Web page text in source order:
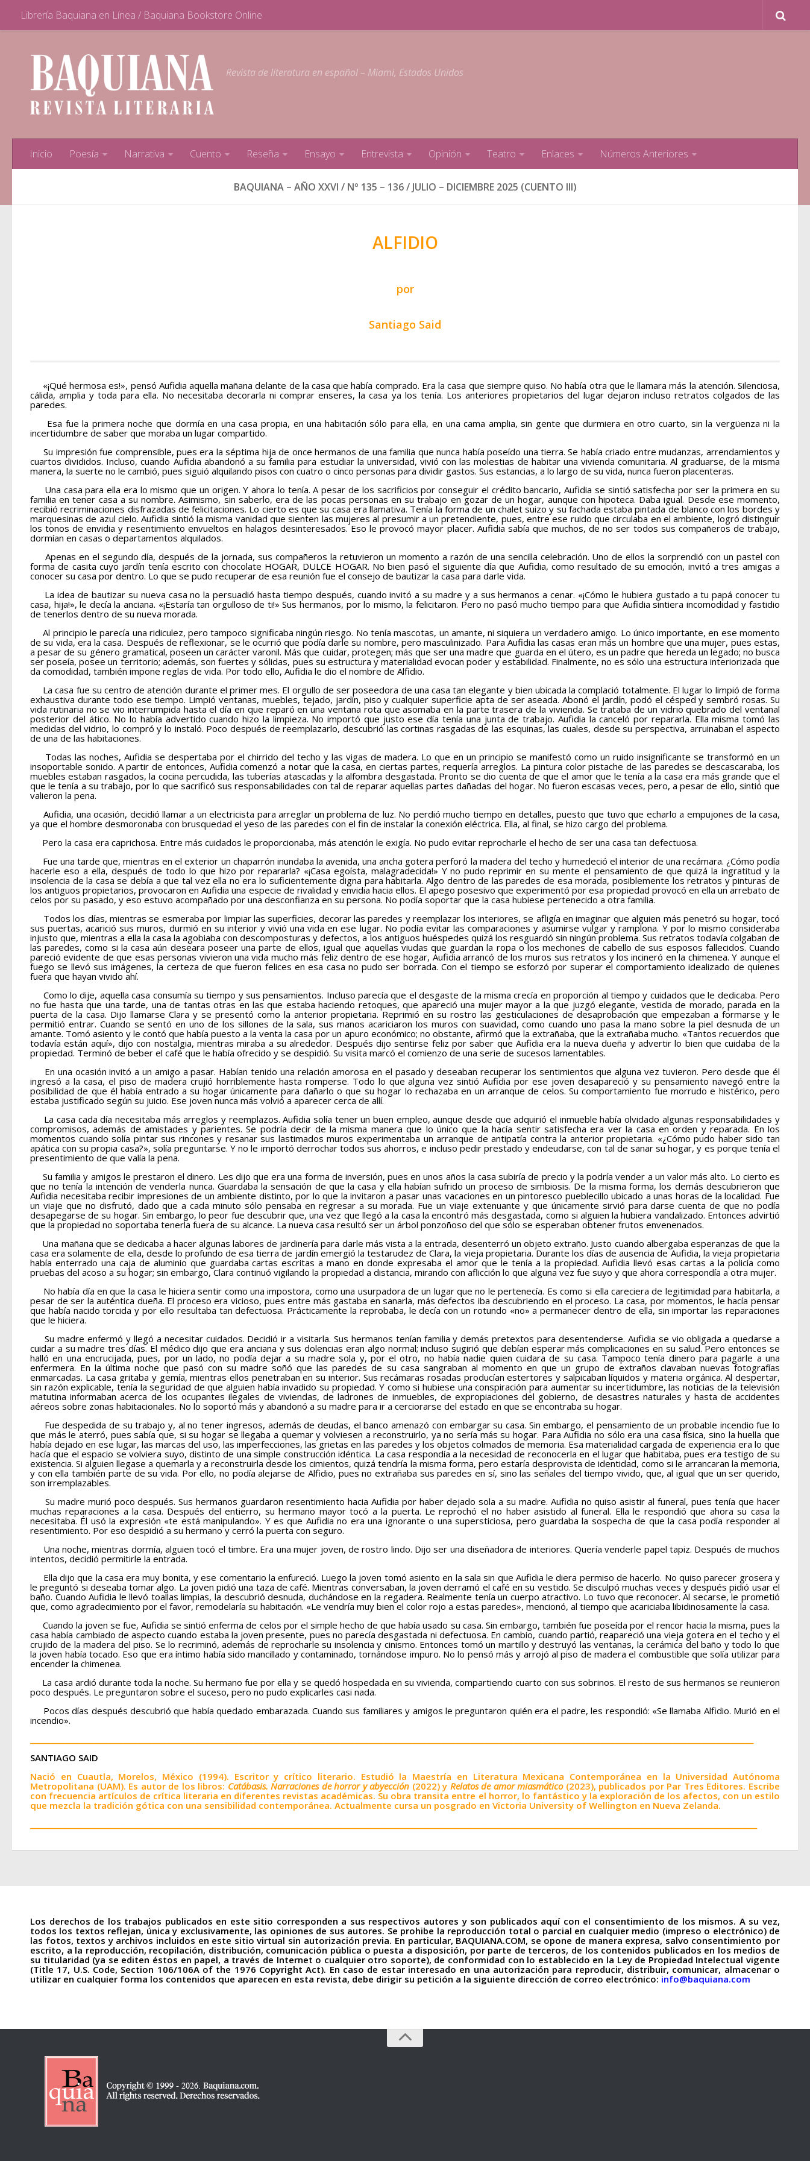
Librería Baquiana en Línea / Baquiana Bookstore Online
Revista de literatura en español – Miami, Estados Unidos
Inicio Poesía Narrativa Cuento Reseña Ensayo Entrevista Opinión Teatro Enlaces Números Anteriores
BAQUIANA – AÑO XXVI / Nº 135 – 136 / JULIO – DICIEMBRE 2025 (CUENTO III)
ALFIDIO
por
Santiago Said
«¡Qué hermosa es!», pensó Aufidia aquella mañana delante de la casa que había comprado. Era la casa que siempre quiso. No había otra que le llamara más la atención. Silenciosa,
cálida, amplia y toda para ella. No necesitaba decorarla ni comprar enseres, la casa ya los tenía. Los anteriores propietarios del lugar dejaron incluso retratos colgados de las
paredes.
Esa fue la primera noche que dormía en una casa propia, en una habitación sólo para ella, en una cama amplia, sin gente que durmiera en otro cuarto, sin la vergüenza ni la
incertidumbre de saber que moraba un lugar compartido.
Su impresión fue comprensible, pues era la séptima hija de once hermanos de una familia que nunca había poseído una tierra. Se había criado entre mudanzas, arrendamientos y
cuartos divididos. Incluso, cuando Aufidia abandonó a su familia para estudiar la universidad, vivió con las molestias de habitar una vivienda comunitaria. Al graduarse, de la misma
manera, la suerte no le cambió, pues siguió alquilando pisos con cuatro o cinco personas para dividir gastos. Sus estancias, a lo largo de su vida, nunca fueron placenteras.
Una casa para ella era lo mismo que un origen. Y ahora lo tenía. A pesar de los sacrificios por conseguir el crédito bancario, Aufidia se sintió satisfecha por ser la primera en su
familia en tener casa a su nombre. Asimismo, sin saberlo, era de las pocas personas en su trabajo en gozar de un hogar, aunque con hipoteca. Daba igual. Desde ese momento,
recibió recriminaciones disfrazadas de felicitaciones. Lo cierto es que su casa era llamativa. Tenía la forma de un chalet suizo y su fachada estaba pintada de blanco con los bordes y
marquesinas de azul cielo. Aufidia sintió la misma vanidad que sienten las mujeres al presumir a un pretendiente, pues, entre ese ruido que circulaba en el ambiente, logró distinguir
los tonos de envidia y resentimiento envueltos en halagos desinteresados. Eso le provocó mayor placer. Aufidia sabía que muchos, de no ser todos sus compañeros de trabajo,
dormían en casas o departamentos alquilados.
Apenas en el segundo día, después de la jornada, sus compañeros la retuvieron un momento a razón de una sencilla celebración. Uno de ellos la sorprendió con un pastel con
forma de casita cuyo jardín tenía escrito con chocolate HOGAR, DULCE HOGAR. No bien pasó el siguiente día que Aufidia, como resultado de su emoción, invitó a tres amigas a
conocer su casa por dentro. Lo que se pudo recuperar de esa reunión fue el consejo de bautizar la casa para darle vida.
La idea de bautizar su nueva casa no la persuadió hasta tiempo después, cuando invitó a su madre y a sus hermanos a cenar. «¡Cómo le hubiera gustado a tu papá conocer tu
casa, hija!», le decía la anciana. «¡Estaría tan orgulloso de ti!» Sus hermanos, por lo mismo, la felicitaron. Pero no pasó mucho tiempo para que Aufidia sintiera incomodidad y fastidio
de tenerlos dentro de su nueva morada.
Al principio le parecía una ridiculez, pero tampoco significaba ningún riesgo. No tenía mascotas, un amante, ni siquiera un verdadero amigo. Lo único importante, en ese momento
de su vida, era la casa. Después de reflexionar, se le ocurrió que podía darle su nombre, pero masculinizado. Para Aufidia las casas eran más un hombre que una mujer, pues estas,
a pesar de su género gramatical, poseen un carácter varonil. Más que cuidar, protegen; más que ser una madre que guarda en el útero, es un padre que hereda un legado; no busca
ser poseía, posee un territorio; además, son fuertes y sólidas, pues su estructura y materialidad evocan poder y estabilidad. Finalmente, no es sólo una estructura interiorizada que
da comodidad, también impone reglas de vida. Por todo ello, Aufidia le dio el nombre de Alfidio.
La casa fue su centro de atención durante el primer mes. El orgullo de ser poseedora de una casa tan elegante y bien ubicada la complació totalmente. El lugar lo limpió de forma
exhaustiva durante todo ese tiempo. Limpió ventanas, muebles, tejado, jardín, piso y cualquier superficie apta de ser aseada. Abonó el jardín, podó el césped y sembró rosas. Su
vida rutinaria no se vio interrumpida hasta el día en que reparó en una ventana rota que asomaba en la parte trasera de la vivienda. Se trataba de un vidrio quebrado del ventanal
posterior del ático. No lo había advertido cuando hizo la limpieza. No importó que justo ese día tenía una junta de trabajo. Aufidia la canceló por repararla. Ella misma tomó las
medidas del vidrio, lo compró y lo instaló. Poco después de reemplazarlo, descubrió las cortinas rasgadas de las esquinas, las cuales, desde su perspectiva, arruinaban el aspecto
de una de las habitaciones.
Todas las noches, Aufidia se despertaba por el chirrido del techo y las vigas de madera. Lo que en un principio se manifestó como un ruido insignificante se transformó en un
insoportable sonido. A partir de entonces, Aufidia comenzó a notar que la casa, en ciertas partes, requería arreglos. La pintura color pistache de las paredes se descascaraba, los
muebles estaban rasgados, la cocina percudida, las tuberías atascadas y la alfombra desgastada. Pronto se dio cuenta de que el amor que le tenía a la casa era más grande que el
que le tenía a su trabajo, por lo que sacrificó sus responsabilidades con tal de reparar aquellas partes dañadas del hogar. No fueron escasas veces, pero, a pesar de ello, sintió que
valieron la pena.
Aufidia, una ocasión, decidió llamar a un electricista para arreglar un problema de luz. No perdió mucho tiempo en detalles, puesto que tuvo que echarlo a empujones de la casa,
ya que el hombre desmoronaba con brusquedad el yeso de las paredes con el fin de instalar la conexión eléctrica. Ella, al final, se hizo cargo del problema.
Pero la casa era caprichosa. Entre más cuidados le proporcionaba, más atención le exigía. No pudo evitar reprocharle el hecho de ser una casa tan defectuosa.
Fue una tarde que, mientras en el exterior un chaparrón inundaba la avenida, una ancha gotera perforó la madera del techo y humedeció el interior de una recámara. ¿Cómo podía
hacerle eso a ella, después de todo lo que hizo por repararla? «¡Casa egoísta, malagradecida!» Y no pudo reprimir en su mente el pensamiento de que quizá la ingratitud y la
insolencia de la casa se debía a que tal vez ella no era lo suficientemente digna para habitarla. Algo dentro de las paredes de esa morada, posiblemente los retratos y pinturas de
los antiguos propietarios, provocaron en Aufidia una especie de rivalidad y envidia hacia ellos. El apego posesivo que experimentó por esa propiedad provocó en ella un arrebato de
celos por su pasado, y eso estuvo acompañado por una desconfianza en su persona. No podía soportar que la casa hubiese pertenecido a otra familia.
Todos los días, mientras se esmeraba por limpiar las superficies, decorar las paredes y reemplazar los interiores, se afligía en imaginar que alguien más penetró su hogar, tocó
sus puertas, acarició sus muros, durmió en su interior y vivió una vida en ese lugar. No podía evitar las comparaciones y asumirse vulgar y ramplona. Y por lo mismo consideraba
injusto que, mientras a ella la casa la agobiaba con descomposturas y defectos, a los antiguos huéspedes quizá los resguardó sin ningún problema. Sus retratos todavía colgaban de
las paredes, como si la casa aún deseara poseer una parte de ellos, igual que aquellas viudas que guardan la ropa o los mechones de cabello de sus esposos fallecidos. Cuando
pareció evidente de que esas personas vivieron una vida mucho más feliz dentro de ese hogar, Aufidia arrancó de los muros sus retratos y los incineró en la chimenea. Y aunque el
fuego se llevó sus imágenes, la certeza de que fueron felices en esa casa no pudo ser borrada. Con el tiempo se esforzó por superar el comportamiento idealizado de quienes
fuera que hayan vivido ahí.
Como lo dije, aquella casa consumía su tiempo y sus pensamientos. Incluso parecía que el desgaste de la misma crecía en proporción al tiempo y cuidados que le dedicaba. Pero
no fue hasta que una tarde, una de tantas otras en las que estaba haciendo retoques, que apareció una mujer mayor a la que juzgó elegante, vestida de morado, parada en la
puerta de la casa. Dijo llamarse Clara y se presentó como la anterior propietaria. Reprimió en su rostro las gesticulaciones de desaprobación que empezaban a formarse y le
permitió entrar. Cuando se sentó en uno de los sillones de la sala, sus manos acariciaron los muros con suavidad, como cuando uno pasa la mano sobre la piel desnuda de un
amante. Tomó asiento y le contó que había puesto a la venta la casa por un apuro económico; no obstante, afirmó que la extrañaba, que la extrañaba mucho. «Tantos recuerdos que
todavía están aquí», dijo con nostalgia, mientras miraba a su alrededor. Después dijo sentirse feliz por saber que Aufidia era la nueva dueña y advertir lo bien que cuidaba de la
propiedad. Terminó de beber el café que le había ofrecido y se despidió. Su visita marcó el comienzo de una serie de sucesos lamentables.
En una ocasión invitó a un amigo a pasar. Habían tenido una relación amorosa en el pasado y deseaban recuperar los sentimientos que alguna vez tuvieron. Pero desde que él
ingresó a la casa, el piso de madera crujió horriblemente hasta romperse. Todo lo que alguna vez sintió Aufidia por ese joven desapareció y su pensamiento navegó entre la
posibilidad de que él había entrado a su hogar únicamente para dañarlo o que su hogar lo rechazaba en un arranque de celos. Su comportamiento fue morrudo e histérico, pero
estaba justificado según su juicio. Ese joven nunca más volvió a aparecer cerca de allí.
La casa cada día necesitaba más arreglos y reemplazos. Aufidia solía tener un buen empleo, aunque desde que adquirió el inmueble había olvidado algunas responsabilidades y
compromisos, además de amistades y parientes. Se podría decir de la misma manera que lo único que la hacía sentir satisfecha era ver la casa en orden y reparada. En los
momentos cuando solía pintar sus rincones y resanar sus lastimados muros experimentaba un arranque de antipatía contra la anterior propietaria. «¿Cómo pudo haber sido tan
apática con su propia casa?», solía preguntarse. Y no le importó derrochar todos sus ahorros, e incluso pedir prestado y endeudarse, con tal de sanar su hogar, y es porque tenía el
presentimiento de que valía la pena.
Su familia y amigos le prestaron el dinero. Les dijo que era una forma de inversión, pues en unos años la casa subiría de precio y la podría vender a un valor más alto. Lo cierto es
que no tenía la intención de venderla nunca. Guardaba la sensación de que la casa y ella habían sufrido un proceso de simbiosis. De la misma forma, los demás descubrieron que
Aufidia necesitaba recibir impresiones de un ambiente distinto, por lo que la invitaron a pasar unas vacaciones en un pintoresco pueblecillo ubicado a unas horas de la localidad. Fue
un viaje que no disfrutó, dado que a cada minuto sólo pensaba en regresar a su morada. Fue un viaje extenuante y que únicamente sirvió para darse cuenta de que no podía
desapegarse de su hogar. Sin embargo, lo peor fue descubrir que, una vez que llegó a la casa la encontró más desgastada, como si alguien la hubiera vandalizado. Entonces advirtió
que la propiedad no soportaba tenerla fuera de su alcance. La nueva casa resultó ser un árbol ponzoñoso del que sólo se esperaban obtener frutos envenenados.
Una mañana que se dedicaba a hacer algunas labores de jardinería para darle más vista a la entrada, desenterró un objeto extraño. Justo cuando albergaba esperanzas de que la
casa era solamente de ella, desde lo profundo de esa tierra de jardín emergió la testarudez de Clara, la vieja propietaria. Durante los días de ausencia de Aufidia, la vieja propietaria
había enterrado una caja de aluminio que guardaba cartas escritas a mano en donde expresaba el amor que le tenía a la propiedad. Aufidia llevó esas cartas a la policía como
pruebas del acoso a su hogar; sin embargo, Clara continuó vigilando la propiedad a distancia, mirando con aflicción lo que alguna vez fue suyo y que ahora correspondía a otra mujer.
No había día en que la casa le hiciera sentir como una impostora, como una usurpadora de un lugar que no le pertenecía. Es como si ella careciera de legitimidad para habitarla, a
pesar de ser la auténtica dueña. El proceso era vicioso, pues entre más gastaba en sanarla, más defectos iba descubriendo en el proceso. La casa, por momentos, le hacía pensar
que había nacido torcida y por ello resultaba tan defectuosa. Prácticamente la reprobaba, le decía con un rotundo «no» a permanecer dentro de ella, sin importar las reparaciones
que le hiciera.
Su madre enfermó y llegó a necesitar cuidados. Decidió ir a visitarla. Sus hermanos tenían familia y demás pretextos para desentenderse. Aufidia se vio obligada a quedarse a
cuidar a su madre tres días. El médico dijo que era anciana y sus dolencias eran algo normal; incluso sugirió que debían esperar más complicaciones en su salud. Pero entonces se
halló en una encrucijada, pues, por un lado, no podía dejar a su madre sola y, por el otro, no había nadie quien cuidara de su casa. Tampoco tenía dinero para pagarle a una
enfermera. En la última noche que pasó con su madre soñó que las paredes de su casa sangraban al momento en que un grupo de extraños clavaban nuevas fotografías
enmarcadas. La casa gritaba y gemía, mientras ellos penetraban en su interior. Sus recámaras rosadas producían estertores y salpicaban líquidos y materia orgánica. Al despertar,
sin razón explicable, tenía la seguridad de que alguien había invadido su propiedad. Y como si hubiese una conspiración para aumentar su incertidumbre, las noticias de la televisión
matutina informaban acerca de los ocupantes ilegales de viviendas, de ladrones de inmuebles, de expropiaciones del gobierno, de desastres naturales y hasta de accidentes
aéreos sobre zonas habitacionales. No lo soportó más y abandonó a su madre para ir a cerciorarse del estado en que se encontraba su hogar.
Fue despedida de su trabajo y, al no tener ingresos, además de deudas, el banco amenazó con embargar su casa. Sin embargo, el pensamiento de un probable incendio fue lo
que más le aterró, pues sabía que, si su hogar se llegaba a quemar y volviesen a reconstruirlo, ya no sería más su hogar. Para Aufidia no sólo era una casa física, sino la huella que
había dejado en ese lugar, las marcas del uso, las imperfecciones, las grietas en las paredes y los objetos colmados de memoria. Esa materialidad cargada de experiencia era lo que
hacía que el espacio se volviera suyo, distinto de una simple construcción idéntica. La casa respondía a la necesidad de reconocerla en el lugar que habitaba, pues era testigo de su
existencia. Si alguien llegase a quemarla y a reconstruirla desde los cimientos, quizá tendría la misma forma, pero estaría desprovista de identidad, como si le arrancaran la memoria,
y con ella también parte de su vida. Por ello, no podía alejarse de Alfidio, pues no extrañaba sus paredes en sí, sino las señales del tiempo vivido, que, al igual que un ser querido,
son irremplazables.
Su madre murió poco después. Sus hermanos guardaron resentimiento hacia Aufidia por haber dejado sola a su madre. Aufidia no quiso asistir al funeral, pues tenía que hacer
muchas reparaciones a la casa. Después del entierro, su hermano mayor tocó a la puerta. Le reprochó el no haber asistido al funeral. Ella le respondió que ahora su casa la
necesitaba. Él usó la expresión «te está manipulando». Y es que Aufidia no era una ignorante o una supersticiosa, pero guardaba la sospecha de que la casa podía responder al
resentimiento. Por eso despidió a su hermano y cerró la puerta con seguro.
Una noche, mientras dormía, alguien tocó el timbre. Era una mujer joven, de rostro lindo. Dijo ser una diseñadora de interiores. Quería venderle papel tapiz. Después de muchos
intentos, decidió permitirle la entrada.
Ella dijo que la casa era muy bonita, y ese comentario la enfureció. Luego la joven tomó asiento en la sala sin que Aufidia le diera permiso de hacerlo. No quiso parecer grosera y
le preguntó si deseaba tomar algo. La joven pidió una taza de café. Mientras conversaban, la joven derramó el café en su vestido. Se disculpó muchas veces y después pidió usar el
baño. Cuando Aufidia le llevó toallas limpias, la descubrió desnuda, duchándose en la regadera. Realmente tenía un cuerpo atractivo. Lo tuvo que reconocer. Al secarse, le prometió
que, como agradecimiento por el favor, remodelaría su habitación. «Le vendría muy bien el color rojo a estas paredes», mencionó, al tiempo que acariciaba libidinosamente la casa.
Cuando la joven se fue, Aufidia se sintió enferma de celos por el simple hecho de que había usado su casa. Sin embargo, también fue poseída por el rencor hacia la misma, pues la
casa había cambiado de aspecto cuando estaba la joven presente, pues no parecía desgastada ni defectuosa. En cambio, cuando partió, reapareció una vieja gotera en el techo y el
crujido de la madera del piso. Se lo recriminó, además de reprocharle su insolencia y cinismo. Entonces tomó un martillo y destruyó las ventanas, la cerámica del baño y todo lo que
la joven había tocado. Eso que era íntimo había sido mancillado y contaminado, tornándose impuro. No lo pensó más y arrojó al piso de madera el combustible que solía utilizar para
encender la chimenea.
La casa ardió durante toda la noche. Su hermano fue por ella y se quedó hospedada en su vivienda, compartiendo cuarto con sus sobrinos. El resto de sus hermanos se reunieron
poco después. Le preguntaron sobre el suceso, pero no pudo explicarles casi nada.
Pocos días después descubrió que había quedado embarazada. Cuando sus familiares y amigos le preguntaron quién era el padre, les respondió: «Se llamaba Alfidio. Murió en el
incendio».
SANTIAGO SAID
Nació en Cuautla, Morelos, México (1994). Escritor y crítico literario. Estudió la Maestría en Literatura Mexicana Contemporánea en la Universidad Autónoma
Metropolitana (UAM). Es autor de los libros: Catábasis. Narraciones de horror y abyección (2022) y Relatos de amor miasmático(2023), publicados por Par Tres Editores. Escribe
con frecuencia artículos de crítica literaria en diferentes revistas académicas. Su obra transita entre el horror, lo fantástico y la exploración de los afectos, con un estilo
que mezcla la tradición gótica con una sensibilidad contemporánea. Actualmente cursa un posgrado en Victoria University of Wellington en Nueva Zelanda.
Los derechos de los trabajos publicados en este sitio corresponden a sus respectivos autores y son publicados aquí con el consentimiento de los mismos. A su vez,
todos los textos reflejan, única y exclusivamente, las opiniones de sus autores. Se prohibe la reproducción total o parcial en cualquier medio (impreso o electrónico) de
las fotos, textos y archivos incluidos en este sitio virtual sin autorización previa. En particular, BAQUIANA.COM, se opone de manera expresa, salvo consentimiento por
escrito, a la reproducción, recopilación, distribución, comunicación pública o puesta a disposición, por parte de terceros, de los contenidos publicados en los medios de
su titularidad (ya se editen éstos en papel, a través de Internet o cualquier otro soporte), de conformidad con lo establecido en la Ley de Propiedad Intelectual vigente
(Title 17, U.S. Code, Section 106/106A of the 1976 Copyright Act). En caso de estar interesado en una autorización para reproducir, distribuir, comunicar, almacenar o
utilizar en cualquier forma los contenidos que aparecen en esta revista, debe dirigir su petición a la siguiente dirección de correo electrónico: info@baquiana.com